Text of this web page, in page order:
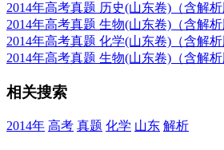
2014年高考真题 历史(山东卷)（含解析
2014年高考真题 生物(山东卷)（含解析
2014年高考真题 化学(山东卷)（含解析
2014年高考真题 生物(山东卷)（含解析
相关搜索
2014年 高考 真题 化学 山东 解析